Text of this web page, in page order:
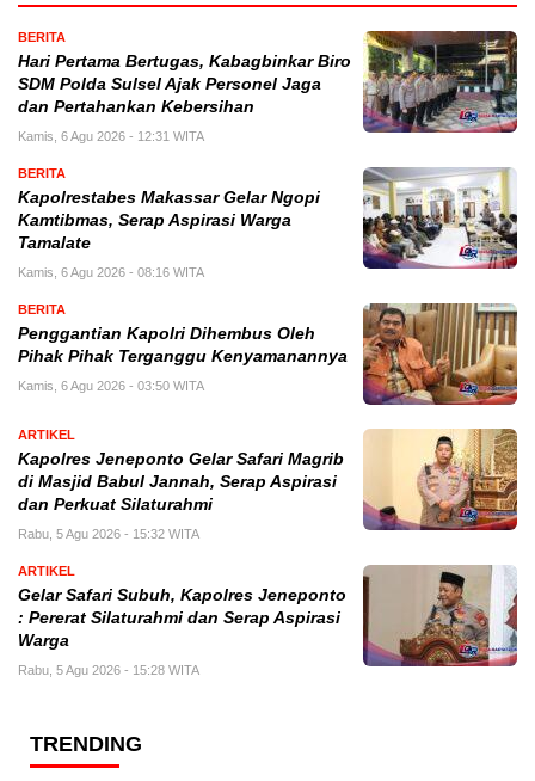
BERITA
Hari Pertama Bertugas, Kabagbinkar Biro
SDM Polda Sulsel Ajak Personel Jaga
dan Pertahankan Kebersihan
Kamis, 6 Agu 2026 - 12:31 WITA
BERITA
Kapolrestabes Makassar Gelar Ngopi
Kamtibmas, Serap Aspirasi Warga
Tamalate
Kamis, 6 Agu 2026 - 08:16 WITA
BERITA
Penggantian Kapolri Dihembus Oleh
Pihak Pihak Terganggu Kenyamanannya
Kamis, 6 Agu 2026 - 03:50 WITA
ARTIKEL
Kapolres Jeneponto Gelar Safari Magrib
di Masjid Babul Jannah, Serap Aspirasi
dan Perkuat Silaturahmi
Rabu, 5 Agu 2026 - 15:32 WITA
ARTIKEL
Gelar Safari Subuh, Kapolres Jeneponto
: Pererat Silaturahmi dan Serap Aspirasi
Warga
Rabu, 5 Agu 2026 - 15:28 WITA
TRENDING